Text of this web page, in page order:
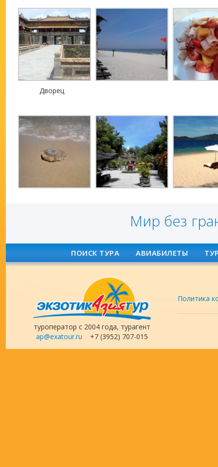
Дворец
Мир без
ПОИСК ТУРА АВИАБИЛЕТЫ
туроператор с 2004 года, турагент
ap@exatour.ru +7 (3952) 707-015
Политика